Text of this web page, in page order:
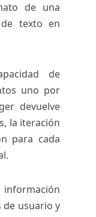
de una
texto en
de
uno por
devuelve
la iteración
para cada
información
de usuario y